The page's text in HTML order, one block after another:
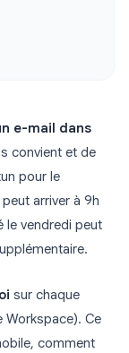
e-mail dans
convient et de
pour le
arriver à 9h
le vendredi peut
sur chaque
Workspace). Ce
comment